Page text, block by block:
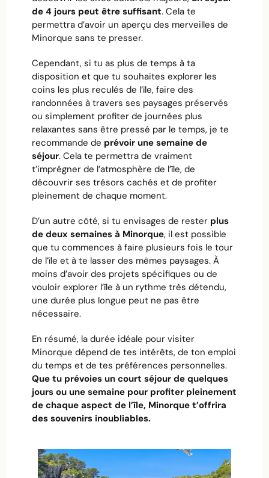
de 4 jours peut être suffisant. Cela te
permettra d’avoir un aperçu des merveilles de
Minorque sans te presser.
Cependant, si tu as plus de temps à ta
disposition et que tu souhaites explorer les
coins les plus reculés de l’île, faire des
randonnées à travers ses paysages préservés
ou simplement profiter de journées plus
relaxantes sans être pressé par le temps, je te
recommande de prévoir une semaine de
séjour. Cela te permettra de vraiment
t’imprégner de l’atmosphère de l’île, de
découvrir ses trésors cachés et de profiter
pleinement de chaque moment.
D’un autre côté, si tu envisages de rester plus
de deux semaines à Minorque, il est possible
que tu commences à faire plusieurs fois le tour
de l’île et à te lasser des mêmes paysages. À
moins d’avoir des projets spécifiques ou de
vouloir explorer l’île à un rythme très détendu,
une durée plus longue peut ne pas être
nécessaire.
En résumé, la durée idéale pour visiter
Minorque dépend de tes intérêts, de ton emploi
du temps et de tes préférences personnelles.
Que tu prévoies un court séjour de quelques
jours ou une semaine pour profiter pleinement
de chaque aspect de l’île, Minorque t’offrira
des souvenirs inoubliables.